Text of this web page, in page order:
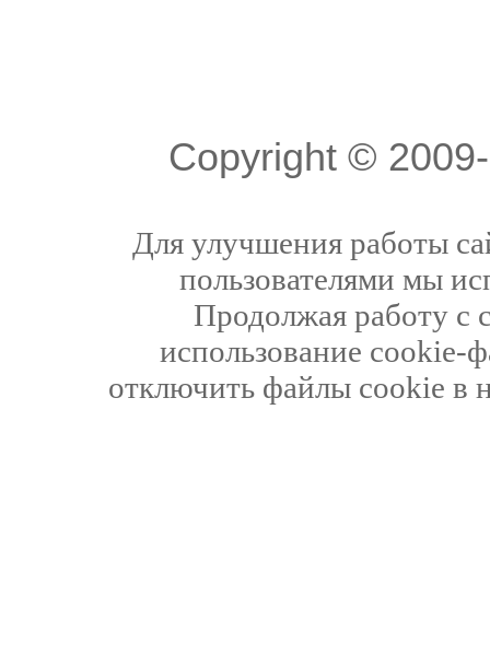
Copyright ©
Для улучшения работы
пользователями мы
Продолжая работу с
использование cookie-
отключить файлы cookie в